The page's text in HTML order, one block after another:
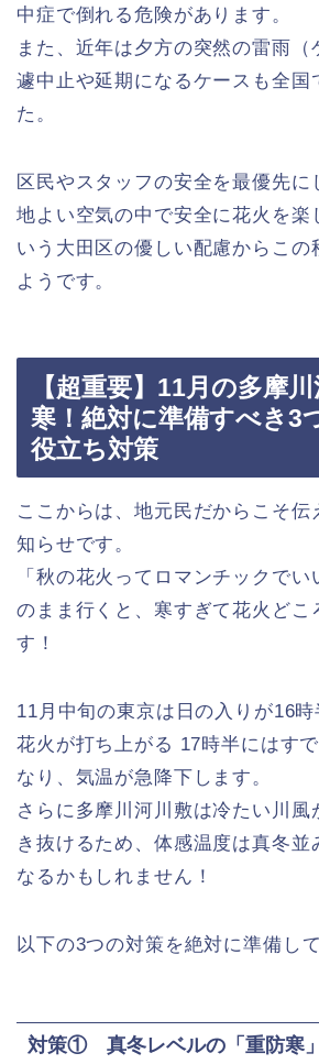
中症で倒れる危険があります。
また、近年は夕方の突然の雷雨（
遽中止や延期になるケースも全国
た。
区民やスタッフの安全を最優先に
地よい空気の中で安全に花火を楽
いう大田区の優しい配慮からこの
ようです。
【超重要】11月の多摩
寒！絶対に準備すべき3
役立ち対策
ここからは、地元民だからこそ伝
知らせです。
「秋の花火ってロマンチックで
のまま行くと、寒すぎて花火どこ
す！
11月中旬の東京は日の入りが16時
花火が打ち上がる 17時半にはす
なり、気温が急降下します。
さらに多摩川河川敷は冷たい川風
き抜けるため、体感温度は真冬並
なるかもしれません！
以下の3つの対策を絶対に準備し
対策① 真冬レベルの「重防寒